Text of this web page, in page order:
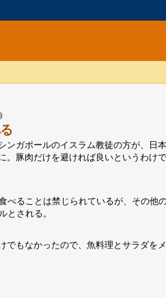
ンガポールのイスラム教徒の方が、
。豚肉だけを避ければ良いというわけで
べることは禁じられているが、その
とされる。
でもなかったので、魚料理とサラダ